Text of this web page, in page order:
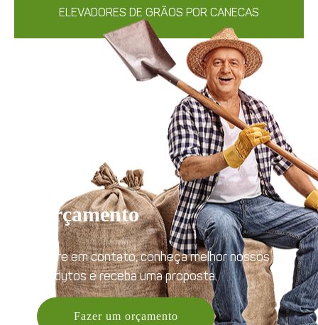
ELEVADORES DE GRÃOS POR CANECAS
Orçamento
Entre em contato, conheça melhor nossos
produtos e receba uma proposta.
Fazer um orçamento